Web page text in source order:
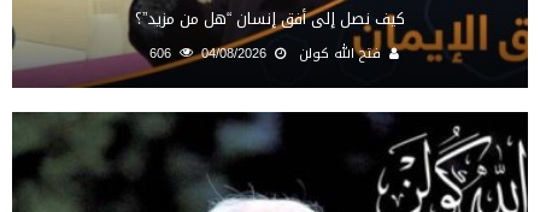
كيف نصل إلى أفق إنسان “هل من مزيد”؟
فتح الله كولن 04/08/2026